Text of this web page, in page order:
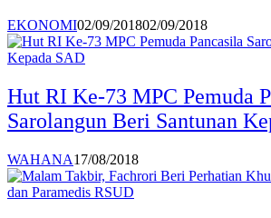
EKONOMI02/09/201802/09/2018
Hut RI Ke-73 MPC Pemuda
Sarolangun Beri Santunan
WAHANA17/08/2018